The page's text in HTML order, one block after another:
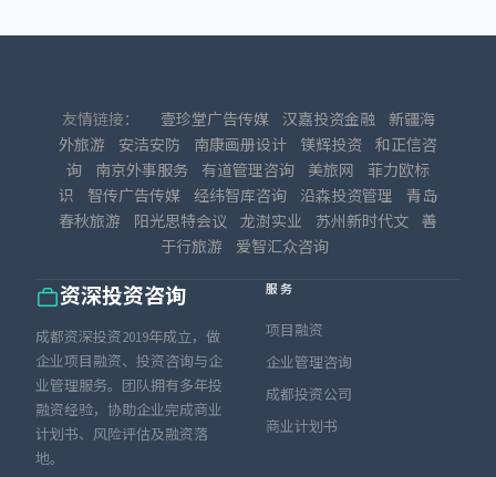
友情链接： 壹珍堂广告传媒 汉嘉投资金融
新疆海
外旅游
安洁安防 南康画册设计 镁辉投资 和正信咨
询
南京外事服务 有道管理咨询 美旅网
菲力欧标
识
智传广告传媒 经纬智库咨询 沿森投资管理
青岛
春秋旅游
阳光思特会议 龙澍实业 苏州新时代文 善
于行旅游
爱智汇众咨询
资深投资咨询
成都资深投资2019年成立，做
企业项目融资、投资咨询与企
业管理服务。团队拥有多年投
融资经验，协助企业完成商业
计划书、风险评估及融资落
地。
服务
项目融资
企业管理咨询
成都投资公司
商业计划书